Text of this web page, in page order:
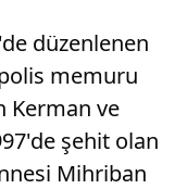
düzenlenen
memuru
Kerman ve
şehit olan
Mihriban